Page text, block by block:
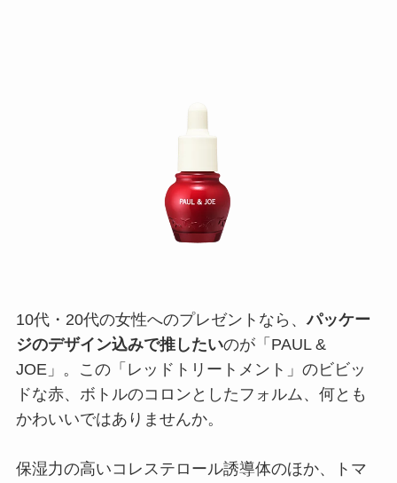
10代・20代の女性へのプレゼントなら、パッケー
ジのデザイン込みで推したいのが「PAUL &
JOE」。この「レッドトリートメント」のビビッ
ドな赤、ボトルのコロンとしたフォルム、何とも
かわいいではありませんか。
保湿力の高いコレステロール誘導体のほか、トマ